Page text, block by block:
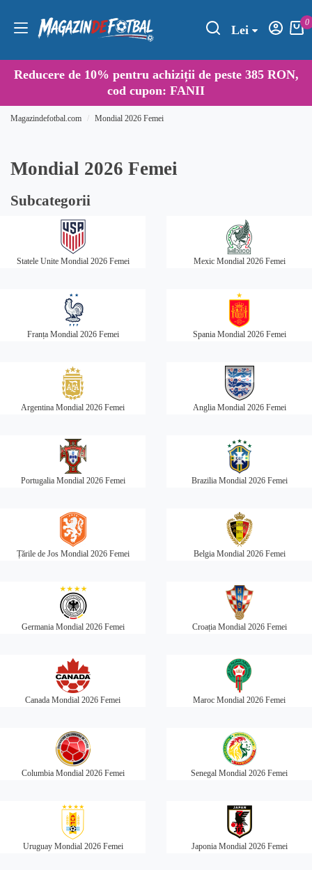
Lei
0
Reducere de 10% pentru achiziții de peste 385 RON,
cod cupon: FANII
Magazindefotbal.com Mondial 2026 Femei
Mondial 2026 Femei
Subcategorii
Statele Unite Mondial 2026 Femei Mexic Mondial 2026 Femei
Franța Mondial 2026 Femei Spania Mondial 2026 Femei
Argentina Mondial 2026 Femei Anglia Mondial 2026 Femei
Portugalia Mondial 2026 Femei Brazilia Mondial 2026 Femei
Țările de Jos Mondial 2026 Femei Belgia Mondial 2026 Femei
Germania Mondial 2026 Femei Croația Mondial 2026 Femei
Canada Mondial 2026 Femei Maroc Mondial 2026 Femei
Columbia Mondial 2026 Femei Senegal Mondial 2026 Femei
Uruguay Mondial 2026 Femei Japonia Mondial 2026 Femei